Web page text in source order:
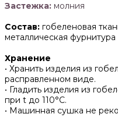
Застежка: молния
Состав: гобеленовая
металлическая фурнитура
Хранение
• Хранить изделия из
расправленном виде.
• ‌Гладить изделия из
при t до 110°С.
• ‌Машинная сушка не